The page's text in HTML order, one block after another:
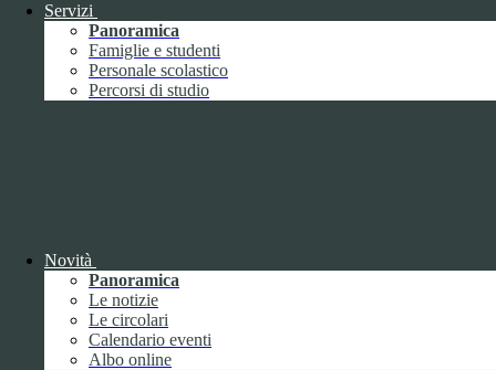
Servizi
Panoramica
Famiglie e studenti
Personale scolastico
Percorsi di studio
Novità
Panoramica
Le notizie
Le circolari
Calendario eventi
Albo online
Bandi di concorso (da pubblicare in
tabelle)
Performance1
Sistema di misurazione e valutazione della
performance